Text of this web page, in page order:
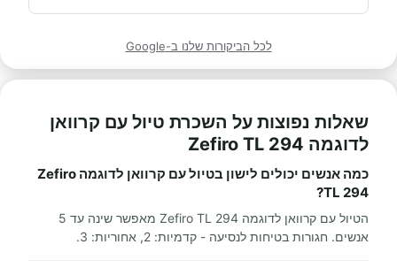
לכל הביקורות שלנו ב-Google
שאלות נפוצות על השכרת טיול עם קרוואן
לדוגמה Zefiro TL 294
כמה אנשים יכולים לישון בטיול עם קרוואן לדוגמה Zefiro
TL 294?
הטיול עם קרוואן לדוגמה Zefiro TL 294 מאפשר שינה עד 5
אנשים. חגורות בטיחות לנסיעה - קדמיות: 2, אחוריות: 3.